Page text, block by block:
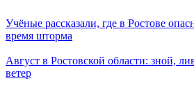
Учёные рассказали, где в Ростове
время шторма
Август в Ростовской области: зной,
ветер